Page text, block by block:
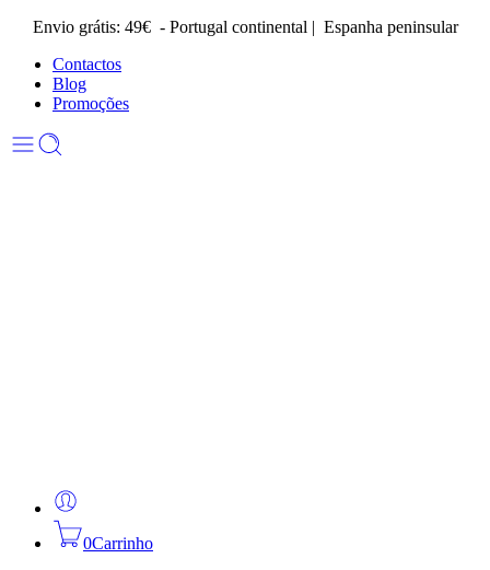
Envio grátis: 49€ - Portugal continental | Espanha peninsular
Contactos
Blog
Promoções
0Carrinho